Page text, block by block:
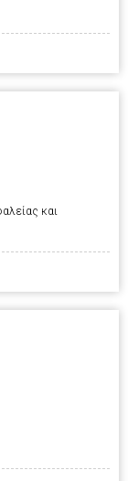
και